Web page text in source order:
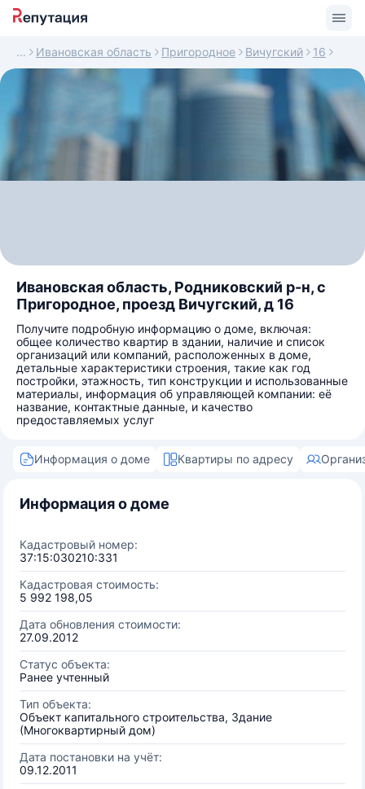
Ивановская область Пригородное Вичугский 16
Ивановская область, Родниковский р-н, с
Пригородное, проезд Вичугский, д 16
Получите подробную информацию о доме, включая:
общее количество квартир в здании, наличие и список
организаций или компаний, расположенных в доме,
детальные характеристики строения, такие как год
постройки, этажность, тип конструкции и использованные
материалы, информация об управляющей компании: её
название, контактные данные, и качество
предоставляемых услуг
Информация о доме Квартиры по адресу
Информация о доме
Кадастровый номер:
37:15:030210:331
Кадастровая стоимость:
5 992 198,05
Дата обновления стоимости:
27.09.2012
Статус объекта:
Ранее учтенный
Тип объекта:
Объект капитального строительства, Здание
(Многоквартирный дом)
Дата постановки на учёт:
09.12.2011